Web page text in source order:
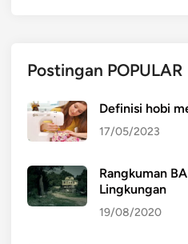
Postingan POPULAR
Definisi hobi
17/05/2023
Rangkuman
Lingkungan
19/08/2020